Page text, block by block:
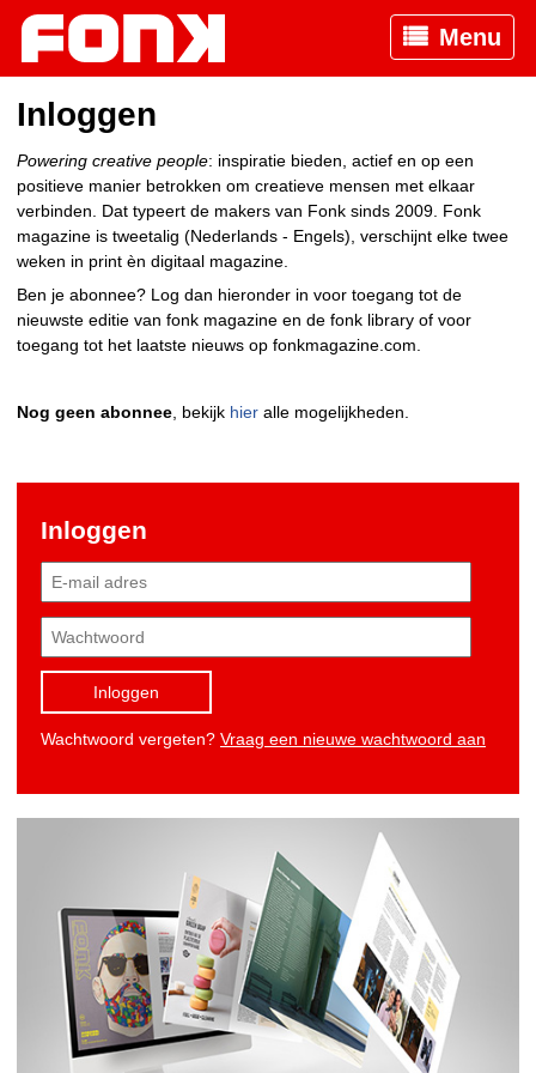
Menu
Inloggen
Powering creative people: inspiratie bieden, actief en op een
positieve manier betrokken om creatieve mensen met elkaar
verbinden. Dat typeert de makers van Fonk sinds 2009. Fonk
magazine is tweetalig (Nederlands - Engels), verschijnt elke twee
weken in print èn digitaal magazine.
Ben je abonnee? Log dan hieronder in voor toegang tot de
nieuwste editie van fonk magazine en de fonk library of voor
toegang tot het laatste nieuws op fonkmagazine.com.
Nog geen abonnee , bekijk hier alle mogelijkheden.
Inloggen
Inloggen
Wachtwoord vergeten? Vraag een nieuwe wachtwoord aan